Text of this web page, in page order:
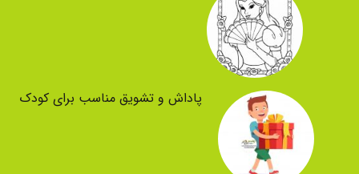
پاداش و تشویق مناسب برای کودک